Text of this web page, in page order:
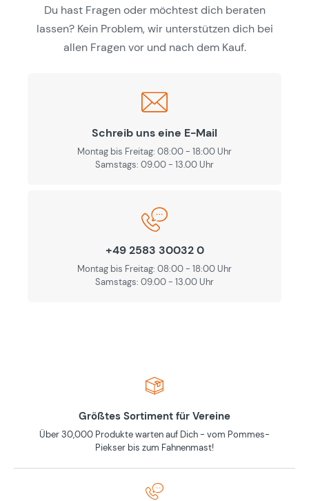
Du hast Fragen oder möchtest dich beraten
lassen? Kein Problem, wir unterstützen dich bei
allen Fragen vor und nach dem Kauf.
Schreib uns eine E-Mail
Montag bis Freitag: 08:00 - 18:00 Uhr
Samstags: 09.00 - 13.00 Uhr
+49 2583 30032 0
Montag bis Freitag: 08:00 - 18:00 Uhr
Samstags: 09.00 - 13.00 Uhr
Größtes Sortiment für Vereine
Über 30,000 Produkte warten auf Dich - vom Pommes-
Piekser bis zum Fahnenmast!